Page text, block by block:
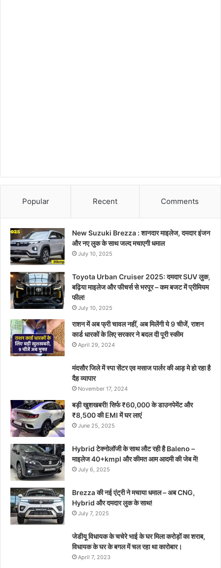
Popular Recent Comments
New Suzuki Brezza : शानदार माइलेज, दमदार इंजन
और नए लुक के साथ जल्द मचाएगी धमाल
July 10, 2025
Toyota Urban Cruiser 2025: दमदार SUV लुक,
बढ़िया माइलेज और फीचर्स से भरपूर – कम बजट में प्रीमियम
फील!
July 10, 2025
राशन में अब फ्री चावल नहीं, अब मिलेंगी ये 9 चीजें, राशन
कार्ड धारकों के लिए सरकार ने बदल दी पूरी स्कीम
April 29, 2024
मंदसौर जिले में स्पा सेंटर एव मसाज पार्लर की आड़ मे हो रहा है
दैह व्यापार
November 17, 2024
बड़ी खुशखबरी! सिर्फ ₹60,000 के डाउनपेमेंट और
₹8,500 की EMI में घर लाएं
June 25, 2025
Hybrid टेक्नोलॉजी के साथ लौट रही है Baleno –
माइलेज 40+kmpl और कीमत आम आदमी की जेब में!
July 6, 2025
Brezza की नई एंट्री ने मचाया धमाल – अब CNG,
Hybrid और दमदार लुक के साथ!
July 7, 2025
जेडीयू विधायक के चचेरे भाई के घर मिला करोड़ों का शराब,
विधायक के घर के बगल में चल रहा था कारोबार।
April 7, 2023